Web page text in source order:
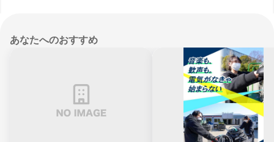
あなたへのおすすめ